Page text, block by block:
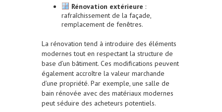
Rénovation extérieure :
rafraîchissement de la façade,
remplacement de fenêtres.
La rénovation tend à introduire des éléments
modernes tout en respectant la structure de
base d’un bâtiment. Ces modifications peuvent
également accroître la valeur marchande
d’une propriété. Par exemple, une salle de
bain rénovée avec des matériaux modernes
peut séduire des acheteurs potentiels.